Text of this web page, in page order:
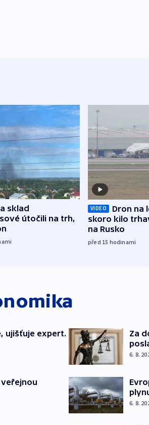
sklad
útočili na trh,
VIDEO
Dron na
skoro kilo
na Rusko
před 15 hodinami
ujišťuje expert.
Za
6. 8.
6. 8.